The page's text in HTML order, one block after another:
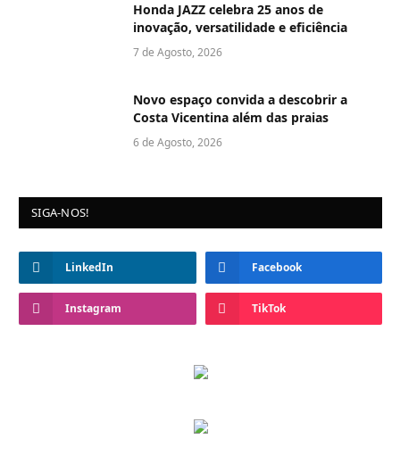
Honda JAZZ celebra 25 anos de
inovação, versatilidade e eficiência
7 de Agosto, 2026
Novo espaço convida a descobrir a
Costa Vicentina além das praias
6 de Agosto, 2026
SIGA-NOS!
LinkedIn Facebook
Instagram TikTok